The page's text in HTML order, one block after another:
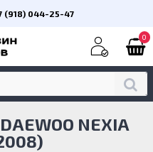
(918) 044-25-47
0
NEXIA